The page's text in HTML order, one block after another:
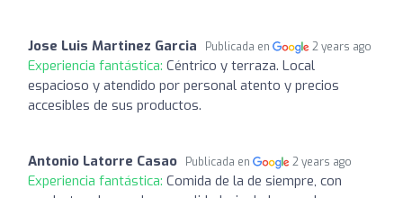
Jose Luis Martinez Garcia Publicada en 2 years ago
Experiencia fantástica: Céntrico y terraza. Local
espacioso y atendido por personal atento y precios
accesibles de sus productos.
Antonio Latorre Casao Publicada en 2 years ago
Experiencia fantástica: Comida de la de siempre, con